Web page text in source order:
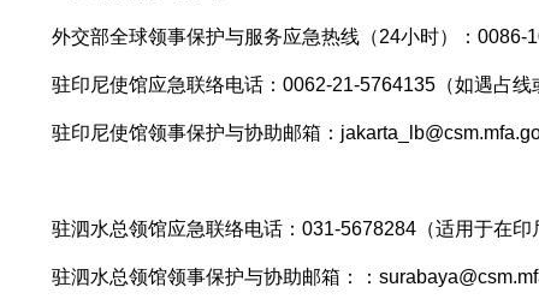
外交部全球领事保护与服务应急热线（24小时）：0086-
驻印尼使馆应急联络电话：0062-21-5764135（如遇占线
驻印尼使馆领事保护与协助邮箱：
驻泗水总领馆应急联络电话：031-5678284（适用于在
驻泗水总领馆领事保护与协助邮箱：：